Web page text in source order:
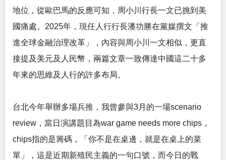
地位，從歐巴馬的反應可知，周小川行長一文已挑到美
國痛處。2025年，現任人行行長潘功勝在黨媒撰文「推
進全球金融治理改革」，內容與周小川一文相似，更直
接提及美元及人民幣，兩篇文章一致傳達中國這二十多
年來的思維及人行的許多布局。
台北今年舉辦多場兵推，我曾參與3月的一場scenario
review，當日演講題目為war game needs more chips，
chips指的是籌碼，「你不是在桌邊，就是在桌上的菜
單」，這是近期新殖民主義的一句口號，而今日的戰